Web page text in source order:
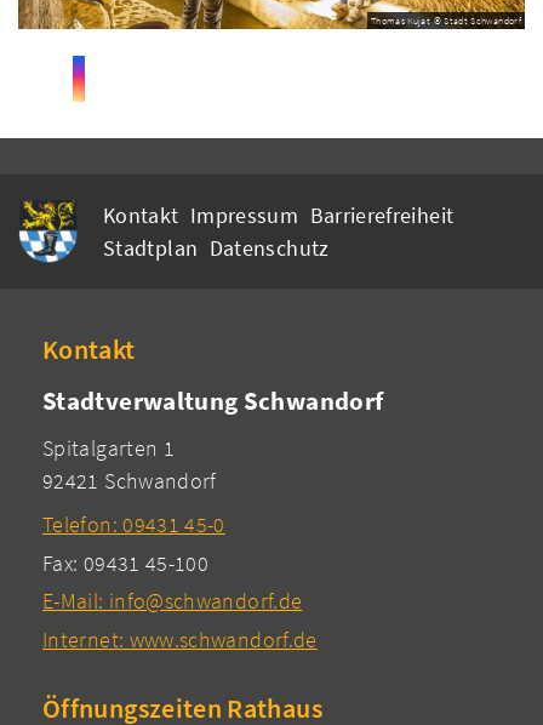
Thomas Kujat © Stadt Schwandorf
Kontakt Impressum Barrierefreiheit
Stadtplan Datenschutz
Kontakt
Stadtverwaltung Schwandorf
Spitalgarten 1
92421 Schwandorf
Telefon: 09431 45-0
Fax: 09431 45-100
E-Mail: info@schwandorf.de
Internet: www.schwandorf.de
Öffnungszeiten Rathaus